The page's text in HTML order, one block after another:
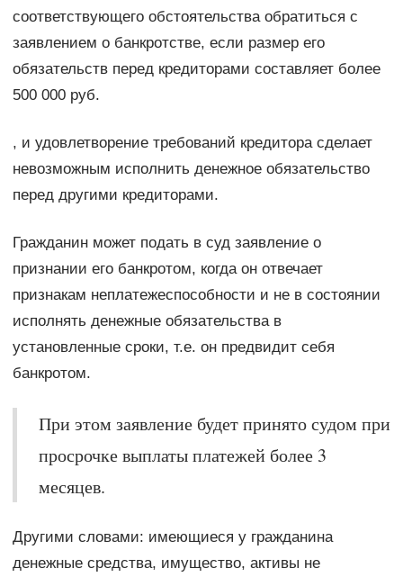
соответствующего обстоятельства обратиться с
заявлением о банкротстве, если размер его
обязательств перед кредиторами составляет более
500 000 руб.
, и удовлетворение требований кредитора сделает
невозможным исполнить денежное обязательство
перед другими кредиторами.
Гражданин может подать в суд заявление о
признании его банкротом, когда он отвечает
признакам неплатежеспособности и не в состоянии
исполнять денежные обязательства в
установленные сроки, т.е. он предвидит себя
банкротом.
При этом заявление будет принято судом при
просрочке выплаты платежей более 3
месяцев.
Другими словами: имеющиеся у гражданина
денежные средства, имущество, активы не